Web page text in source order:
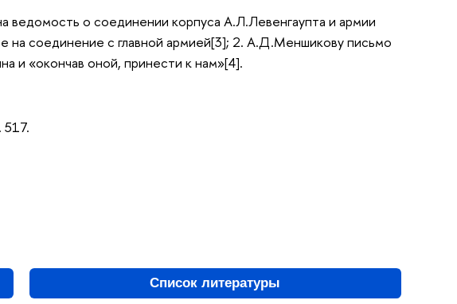
ведомость о соединении корпуса А.Л.Левенгаупта и армии
на соединение с главной армией[3]; 2. А.Д.Меншикову письмо
и «окончав оной, принести к нам»[4].
Список литературы